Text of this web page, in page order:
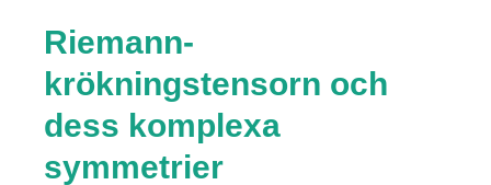
Riemann-
krökningstensorn och
dess komplexa
symmetrier